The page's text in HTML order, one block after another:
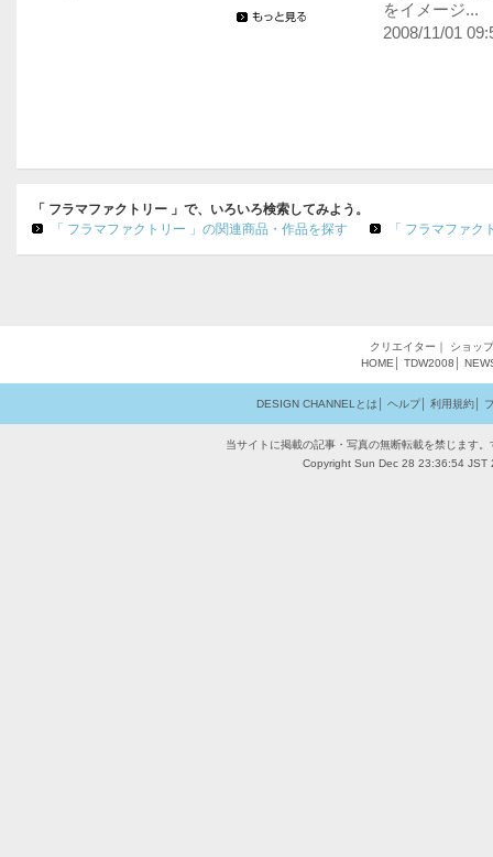
をイメージ...
2008/11/01
「 フラマファクトリー 」で、いろいろ検索してみよう。
「 フラマファクトリー 」の関連商品・作品を探す
「 フラマファ
クリエイター ｜ ショップ
HOME
TDW2008
DESIGN CHANNELとは ヘルプ│ 利用規約│
当サイトに掲載の記事・写真の無断転載を禁じます
Copyright Sun Dec 28 23:36:54 JST